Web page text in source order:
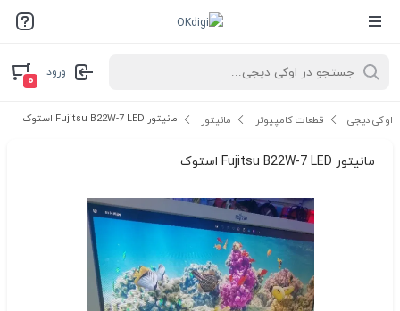
ورود
۰
اوکی دیجی قطعات کامپیوتر مانیتور مانیتور Fujitsu B22W-7 LED استوک
مانیتور Fujitsu B22W-7 LED استوک